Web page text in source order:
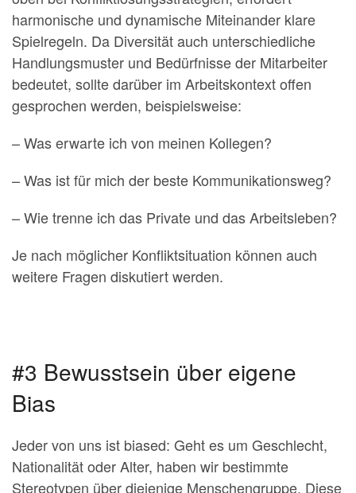
harmonische und dynamische Miteinander klare
Spielregeln. Da Diversität auch unterschiedliche
Handlungsmuster und Bedürfnisse der Mitarbeiter
bedeutet, sollte darüber im Arbeitskontext offen
gesprochen werden, beispielsweise:
– Was erwarte ich von meinen Kollegen?
– Was ist für mich der beste Kommunikationsweg?
– Wie trenne ich das Private und das Arbeitsleben?
Je nach möglicher Konfliktsituation können auch
weitere Fragen diskutiert werden.
#3 Bewusstsein über eigene
Bias
Jeder von uns ist biased: Geht es um Geschlecht,
Nationalität oder Alter, haben wir bestimmte
Stereotypen über diejenige Menschengruppe. Diese